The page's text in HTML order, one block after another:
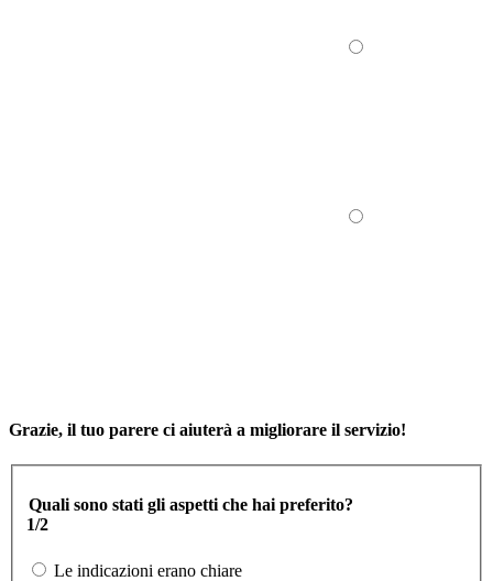
Grazie, il tuo parere ci aiuterà a migliorare il servizio!
Quali sono stati gli aspetti che hai preferito?
1/2
Le indicazioni erano chiare